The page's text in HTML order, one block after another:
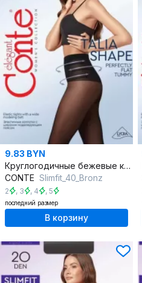
9.83 BYN
Круглогодичные бежевые корректирующие колготки Slimfit 40 den
CONTE Slimfit_40_Bronz
2 , 3 , 4 , 5
последний размер
В корзину